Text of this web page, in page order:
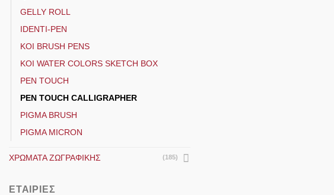
GELLY ROLL
IDENTI-PEN
KOI BRUSH PENS
KOI WATER COLORS SKETCH BOX
PEN TOUCH
PEN TOUCH CALLIGRAPHER
PIGMA BRUSH
PIGMA MICRON
ΧΡΏΜΑΤΑ ΖΩΓΡΑΦΙΚΉΣ (185)
ΕΤΑΙΡΊΕΣ